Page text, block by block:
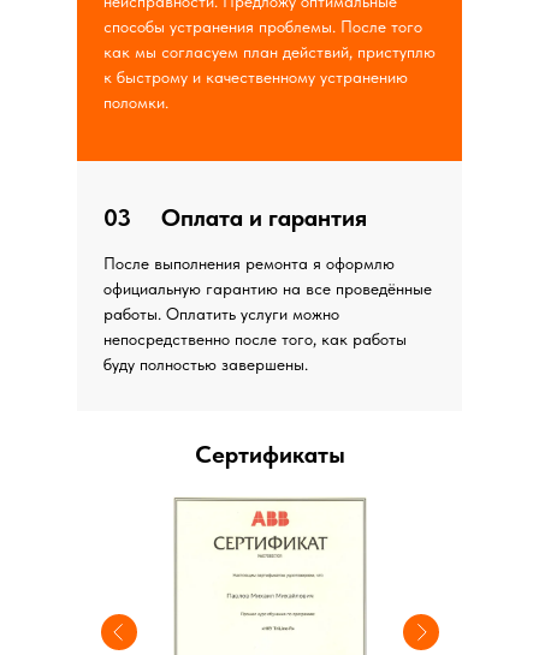
способы устранения проблемы. После того
как мы согласуем план действий, приступлю
к быстрому и качественному устранению
поломки.
Оплата и гарантия
После выполнения ремонта я оформлю
официальную гарантию на все проведённые
работы. Оплатить услуги можно
непосредственно после того, как работы
буду полностью завершены.
03
Сертификаты